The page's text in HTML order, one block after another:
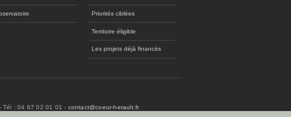
Priorités ciblées
Territoire éligible
Les projets déjà financés
Tél : 04 67 02 01 01 - contact@coeur-herault.fr